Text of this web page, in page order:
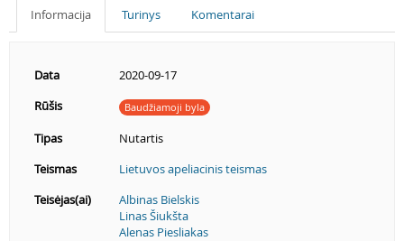
Informacija Turinys Komentarai
Data
2020-09-17
Rūšis
Baudžiamoji byla
Tipas
Nutartis
Teismas
Lietuvos apeliacinis teismas
Teisėjas(ai)
Albinas Bielskis
Linas Šiukšta
Alenas Piesliakas